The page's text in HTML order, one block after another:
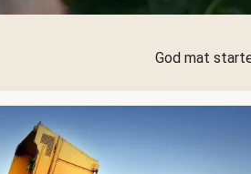
God mat